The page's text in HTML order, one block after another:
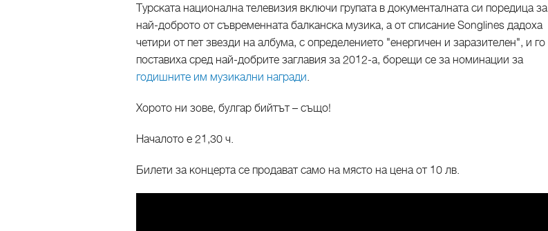
Турската национална телевизия включи групата в документалната си поредица за
най-доброто от съвременната балканска музика, а от списание Songlines дадоха
четири от пет звезди на албума, с определението "енергичен и заразителен", и го
поставиха сред най-добрите заглавия за 2012-а, борещи се за номинации за
годишните им музикални награди.
Хорото ни зове, булгар бийтът – също!
Началото е 21,30 ч.
Билети за концерта се продават само на място на цена от 10 лв.